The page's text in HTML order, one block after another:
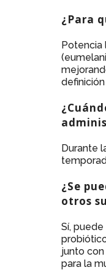
¿Para
Potencia
Durante
¿Se
otros
Sí,
junto
para la